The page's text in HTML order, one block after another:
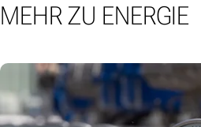
MEHR ZU ENERGIE